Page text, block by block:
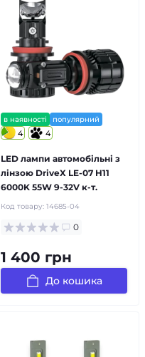
в наявності популярний
4 4
LED лампи автомобільні з
лінзою DriveX LE-07 H11
6000K 55W 9-32V к-т.
Код товару: 14685-04
0
1 400 грн
До кошика